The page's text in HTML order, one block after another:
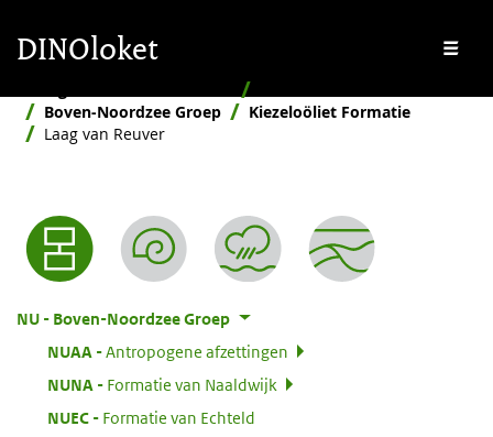
DINOloket
Boven-Noordzee Groep
Kiezeloöliet Formatie
Laag van Reuver
Nomenclator menu
NU:
Boven-Noordzee Groep
NUAA
Antropogene afzettingen
NUNA
Formatie van Naaldwijk
NUEC:
Formatie van Echteld